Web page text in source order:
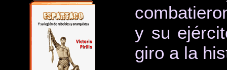
y su
giro a la